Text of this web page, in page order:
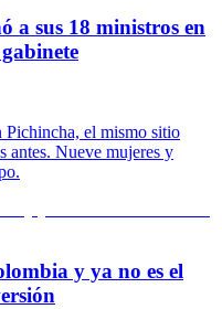
a sus 18 ministros en
el mismo sitio
antes. Nueve mujeres y
y ya no es el